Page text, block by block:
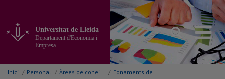
contingut
principal
pàgina
Universitat de Lleida
Departament d'Economia i
Empresa
Inici / Personal / Àrees de coneixement / Fonaments de l'Anàlisi Econòmica